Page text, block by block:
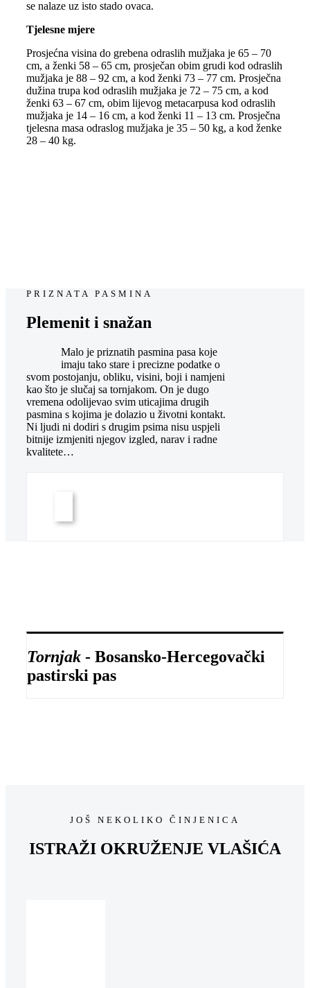
se nalaze uz isto stado ovaca.
Tjelesne mjere
Prosjećna visina do grebena odraslih mužjaka je 65 – 70
cm, a ženki 58 – 65 cm, prosječan obim grudi kod odraslih
mužjaka je 88 – 92 cm, a kod ženki 73 – 77 cm. Prosječna
dužina trupa kod odraslih mužjaka je 72 – 75 cm, a kod
ženki 63 – 67 cm, obim lijevog metacarpusa kod odraslih
mužjaka je 14 – 16 cm, a kod ženki 11 – 13 cm. Prosječna
tjelesna masa odraslog mužjaka je 35 – 50 kg, a kod ženke
28 – 40 kg.
PRIZNATA PASMINA
Plemenit i snažan
Malo je priznatih pasmina pasa koje
imaju tako stare i precizne podatke o
svom postojanju, obliku, visini, boji i namjeni
kao što je slučaj sa tornjakom. On je dugo
vremena odolijevao svim uticajima drugih
pasmina s kojima je dolazio u životni kontakt.
Ni ljudi ni dodiri s drugim psima nisu uspjeli
bitnije izmjeniti njegov izgled, narav i radne
kvalitete…
Tornjak - Bosansko-Hercegovački
pastirski pas
JOŠ NEKOLIKO ČINJENICA
ISTRAŽI OKRUŽENJE VLAŠIĆA